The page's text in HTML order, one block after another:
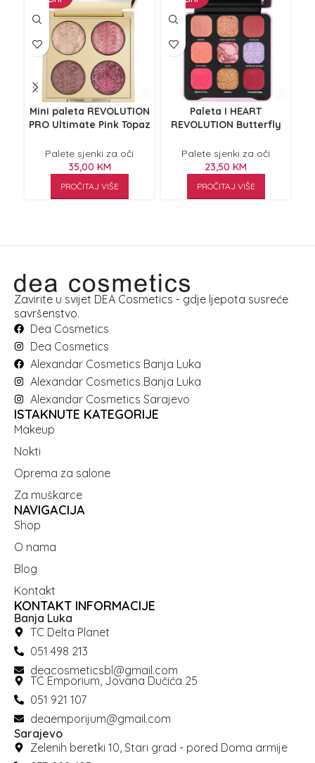
Mini paleta REVOLUTION
PRO Ultimate Pink Topaz
Palete sjenki za oči
35,00 KM
PROČITAJ VIŠE
Paleta I HEART
REVOLUTION Butterfly
Palete sjenki za oči
23,50 KM
PROČITAJ VIŠE
Zavirite u svijet DEA Cosmetics - gdje ljepota susreće
savršenstvo.
Dea Cosmetics
Dea Cosmetics
Alexandar Cosmetics Banja Luka
Alexandar Cosmetics Banja Luka
Alexandar Cosmetics Sarajevo
ISTAKNUTE KATEGORIJE
Makeup
Nokti
Oprema za salone
Za muškarce
NAVIGACIJA
Shop
O nama
Blog
Kontakt
KONTAKT INFORMACIJE
Banja Luka
TC Delta Planet
051 498 213
deacosmeticsbl@gmail.com
TC Emporium, Jovana Dučića 25
051 921 107
deaemporijum@gmail.com
Sarajevo
Zelenih beretki 10, Stari grad - pored Doma armije